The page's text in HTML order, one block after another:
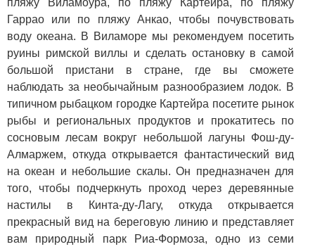
пляжу Виламоура, по пляжу Картейра, по пляжу
Гаррао или по пляжу Анкао, чтобы почувствовать
воду океана. В Виламоре мы рекомендуем посетить
руины римской виллы и сделать остановку в самой
большой пристани в стране, где вы сможете
наблюдать за необычайным разнообразием лодок. В
типичном рыбацком городке Картейра посетите рынок
рыбы и региональных продуктов и прокатитесь по
сосновым лесам вокруг небольшой лагуны Фош-ду-
Алмаржем, откуда открывается фантастический вид
на океан и небольшие скалы. Он предназначен для
того, чтобы подчеркнуть проход через деревянные
настилы в Кинта-ду-Лагу, откуда открывается
прекрасный вид на береговую линию и представляет
вам природный парк Риа-Формоза, одно из семи